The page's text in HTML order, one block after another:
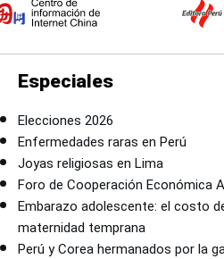
Especiales
Elecciones 2026
Enfermedades raras en Perú
Joyas religiosas en Lima
Foro de Cooperación Económica
Embarazo adolescente: el costo
maternidad temprana
Perú y Corea hermanados por la